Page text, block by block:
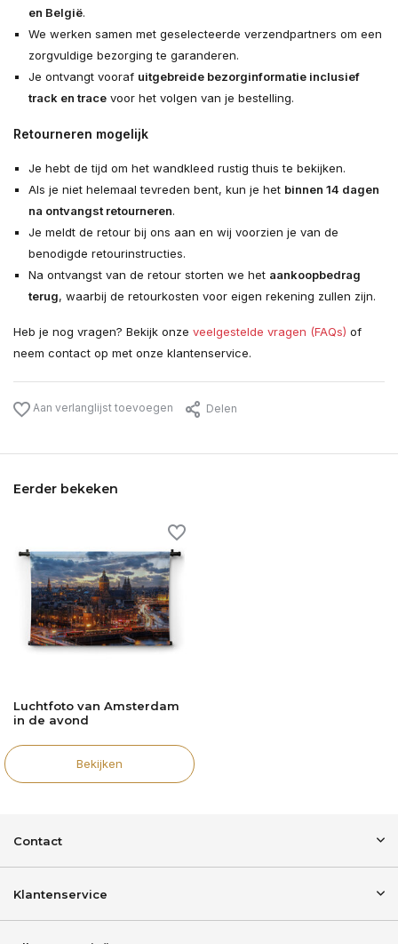
en België.
We werken samen met geselecteerde verzendpartners om een
zorgvuldige bezorging te garanderen.
Je ontvangt vooraf uitgebreide bezorginformatie inclusief
track en tracevoor het volgen van je bestelling.
Retourneren mogelijk
Je hebt de tijd om het wandkleed rustig thuis te bekijken.
Als je niet helemaal tevreden bent, kun je het binnen 14 dagen
na ontvangst retourneren.
Je meldt de retour bij ons aan en wij voorzien je van de
benodigde retourinstructies.
Na ontvangst van de retour storten we het aankoopbedrag
terug, waarbij de retourkosten voor eigen rekening zullen zijn.
Heb je nog vragen? Bekijk onze veelgestelde vragen (FAQs) of
neem contact op met onze klantenservice.
Aan verlanglijst toevoegen Delen
Eerder bekeken
Luchtfoto van Amsterdam
in de avond
Bekijken
Contact
Klantenservice